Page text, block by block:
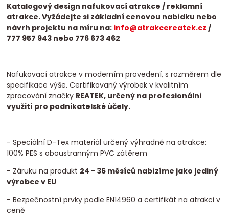
Katalogový design nafukovací atrakce / reklamní
atrakce. Vyžádejte si základní cenovou nabídku nebo
návrh projektu na míru na: info@atrakcereatek.cz /
777 957 943 nebo 776 673 462
Nafukovací atrakce v moderním provedení, s rozměrem dle
specifikace výše. Certifikovaný výrobek v kvalitním
zpracování značky REATEK, určený na profesionální
využití pro podnikatelské účely.
- Speciální D-Tex materiál určený výhradně na atrakce:
100% PES s oboustranným PVC zátěrem
- Záruku na produkt 24 - 36 měsíců nabízíme jako jediný
výrobce v EU
- Bezpečnostní prvky podle EN14960 a certifikát na atrakci v
ceně